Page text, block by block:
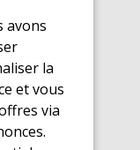
avons
la
et vous
via